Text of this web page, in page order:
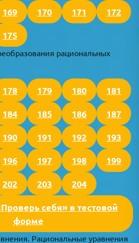
169 170 171 172
175
рациональных
178 179 180 181
184 185 186 187
190 191 192 193
196 197 198 199
202 203 204
себя» в тестовой
форме
Рациональные уравнения